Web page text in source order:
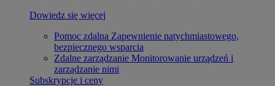
Dowiedz się więcej
Pomoc zdalna Zapewnienie natychmiastowego,
bezpiecznego wsparcia
Zdalne zarządzanie Monitorowanie urządzeń i
zarządzanie nimi
Subskrypcje i ceny